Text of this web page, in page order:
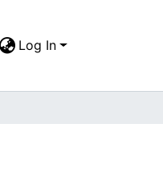
Log In